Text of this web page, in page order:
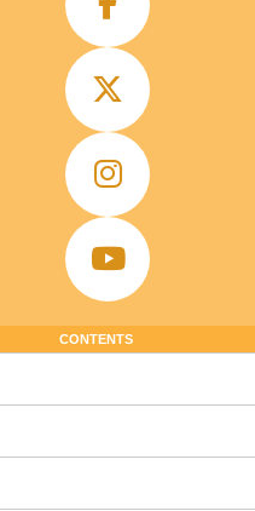
CONTENTS